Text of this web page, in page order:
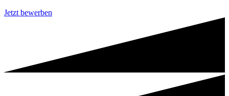
Jetzt bewerben